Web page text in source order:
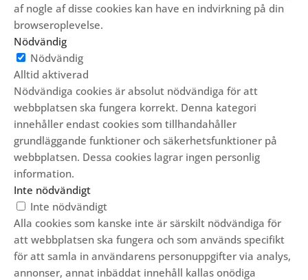
af nogle af disse cookies kan have en indvirkning på din
browseroplevelse.
Nödvändig
Nödvändig
Alltid aktiverad
Nödvändiga cookies är absolut nödvändiga för att
webbplatsen ska fungera korrekt. Denna kategori
innehåller endast cookies som tillhandahåller
grundläggande funktioner och säkerhetsfunktioner på
webbplatsen. Dessa cookies lagrar ingen personlig
information.
Inte nödvändigt
Inte nödvändigt
Alla cookies som kanske inte är särskilt nödvändiga för
att webbplatsen ska fungera och som används specifikt
för att samla in användarens personuppgifter via analys,
annonser, annat inbäddat innehåll kallas onödiga